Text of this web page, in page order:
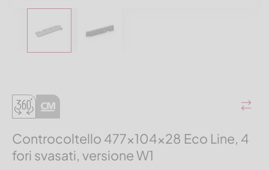
Controcoltello 477x104x28 Eco Line, 4
fori svasati, versione W1